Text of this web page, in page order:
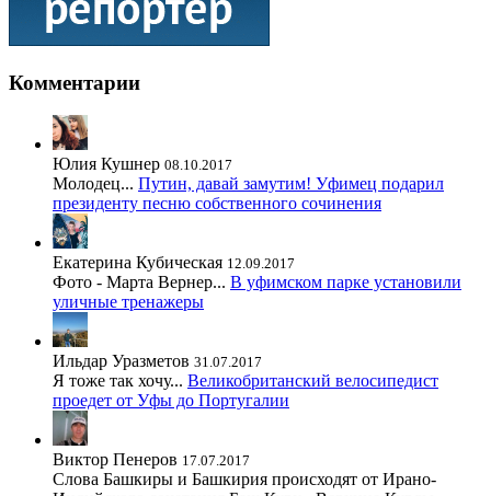
Комментарии
Юлия Кушнер 08.10.2017
Молодец... Путин, давай замутим! Уфимец подарил
президенту песню собственного сочинения
Екатерина Кубическая 12.09.2017
Фото - Марта Вернер... В уфимском парке установили
уличные тренажеры
Ильдар Уразметов 31.07.2017
Я тоже так хочу... Великобританский велосипедист
проедет от Уфы до Португалии
Виктор Пенеров 17.07.2017
Слова Башкиры и Башкирия происходят от Ирано-